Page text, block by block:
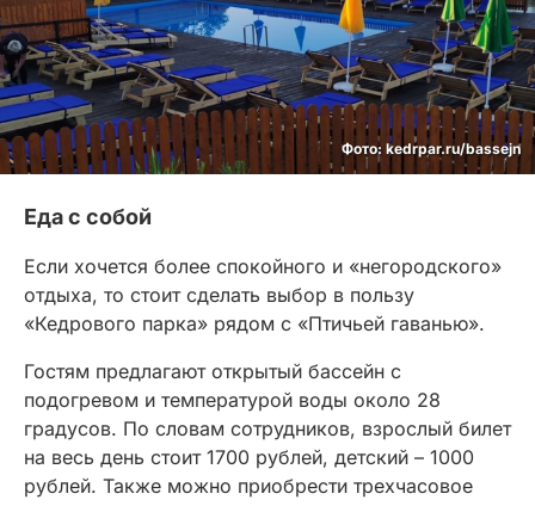
Фото: kedrpar.ru/bassejn
Еда с собой
Если хочется более спокойного и «негородского»
отдыха, то стоит сделать выбор в пользу
«Кедрового парка» рядом с «Птичьей гаванью».
Гостям предлагают открытый бассейн с
подогревом и температурой воды около 28
градусов. По словам сотрудников, взрослый билет
на весь день стоит 1700 рублей, детский – 1000
рублей. Также можно приобрести трехчасовое